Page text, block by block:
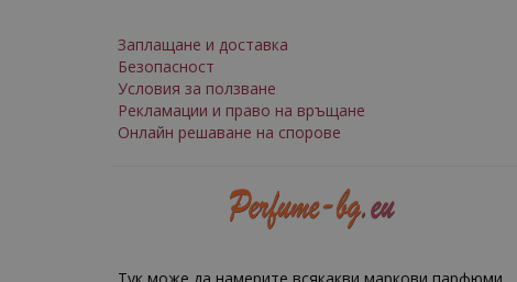
Заплащане и доставка
Безопасност
Условия за ползване
Рекламации и право на връщане
Онлайн решаване на спорове